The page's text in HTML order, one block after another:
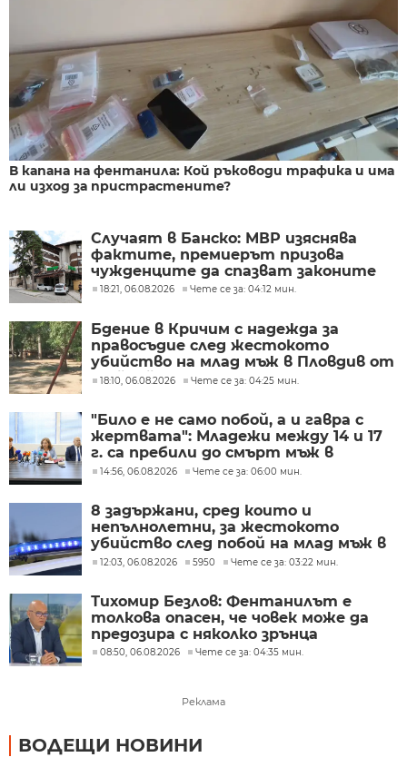
В капана на фентанила: Кой ръководи трафика и има
ли изход за пристрастените?
Случаят в Банско: МВР изяснява
фактите, премиерът призова
чужденците да спазват законите
18:21, 06.08.2026 Чете се за: 04:12 мин.
Бдение в Кричим с надежда за
правосъдие след жестокото
убийство на млад мъж в Пловдив от
тийнейджъри
18:10, 06.08.2026 Чете се за: 04:25 мин.
"Било е не само побой, а и гавра с
жертвата": Младежи между 14 и 17
г. са пребили до смърт мъж в
Пловдив
14:56, 06.08.2026 Чете се за: 06:00 мин.
8 задържани, сред които и
непълнолетни, за жестокото
убийство след побой на млад мъж в
Пловдив
12:03, 06.08.2026 5950 Чете се за: 03:22 мин.
Тихомир Безлов: Фентанилът е
толкова опасен, че човек може да
предозира с няколко зрънца
08:50, 06.08.2026 Чете се за: 04:35 мин.
Реклама
ВОДЕЩИ НОВИНИ